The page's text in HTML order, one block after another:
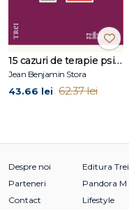
Mulţumiri
Index
15 cazuri de terapie psihosomatică
Jean Benjamin Stora
43.66 lei 62.37 lei
Despre noi
Parteneri
Contact
Editura Trei
Pandora M
Lifestyle